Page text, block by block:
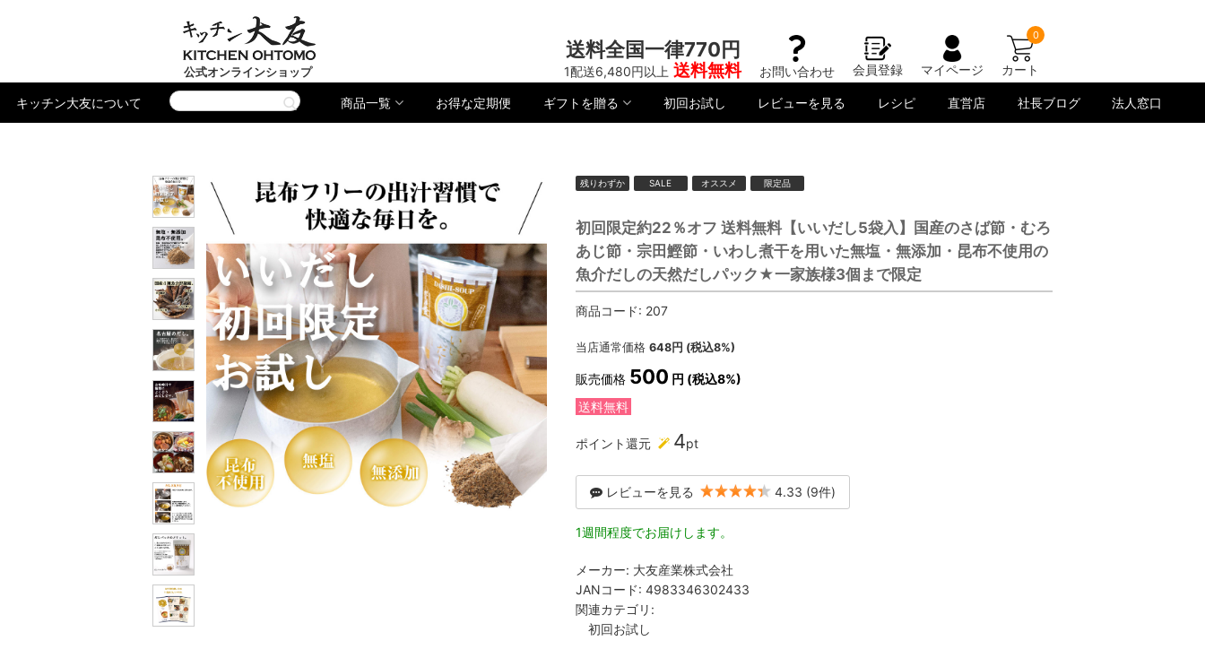
公式オンラインショップ
送料全国一律770円
1配送6,480円以上 送料無料 お問い合わせ 会員登録 マイページ カート
0
キッチン大友について 商品一覧 お得な定期便 ギフトを贈る 初回お試し レビューを見る レシピ 直営店 社長ブログ 法人窓口
残りわずか SALE オススメ 限定品
初回限定約22％オフ 送料無料【いいだし5袋入】国産のさば節・むろ
あじ節・宗田鰹節・いわし煮干を用いた無塩・無添加・昆布不使用の
魚介だしの天然だしパック★一家族様3個まで限定
商品コード: 207
当店通常価格 648円 (税込8%)
販売価格 500 円 (税込8%)
送料無料
ポイント還元 4pt
レビューを見る 4.33 (9件)
1週間程度でお届けします。
メーカー: 大友産業株式会社
JANコード: 4983346302433
関連カテゴリ:
初回お試し